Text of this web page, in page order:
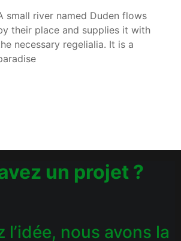
small river named Duden flows
their place and supplies it with
necessary regelialia. It is a
un projet ?
l’idée, nous avons la